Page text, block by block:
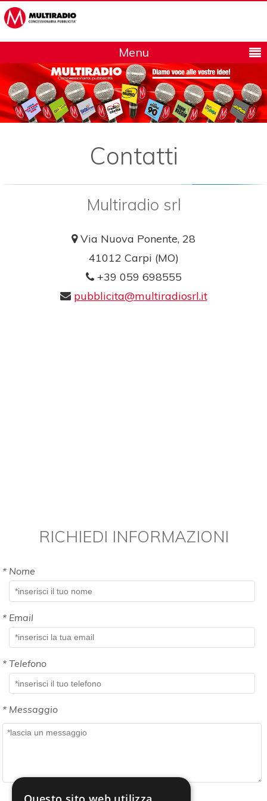
Menu
Contatti
Multiradio srl
Via Nuova Ponente, 28
41012 Carpi (MO)
+39 059 698555
pubblicita@multiradiosrl.it
RICHIEDI INFORMAZIONI
* Nome
* Email
* Telefono
* Messaggio